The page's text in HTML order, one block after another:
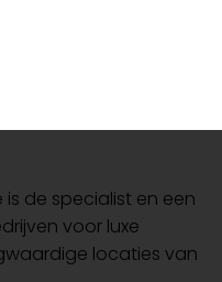
is de specialist en een
voor luxe
locaties van